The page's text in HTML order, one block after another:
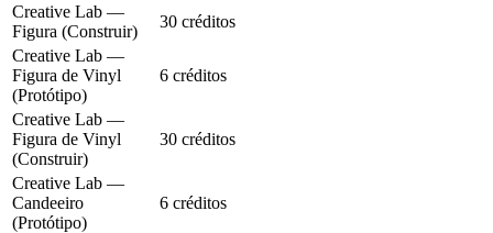
Creative Lab —
Figura (Construir)
30 créditos
Creative Lab —
Figura de Vinyl
(Protótipo)
6 créditos
Creative Lab —
Figura de Vinyl
(Construir)
30 créditos
Creative Lab —
Candeeiro
(Protótipo)
6 créditos